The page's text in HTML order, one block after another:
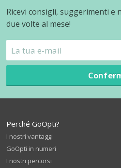
Ricevi consigli, suggerimenti e
due volte al mese!
Perché GoOpti?
I nostri vantaggi
GoOpti in numeri
I nostri percorsi